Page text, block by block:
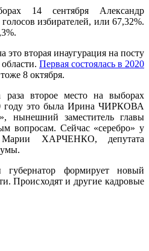
14 сентября Александр
избирателей, или 67,32%.
это вторая инаугурация на посту
Первая состоялась в 2020
8 октября.
раза второе место на выборах
году это была Ирина ЧИРКОВА
нынешний заместитель главы
вопросам. Сейчас «серебро» у
ХАРЧЕНКО, депутата
губернатор формирует новый
Происходят и другие кадровые